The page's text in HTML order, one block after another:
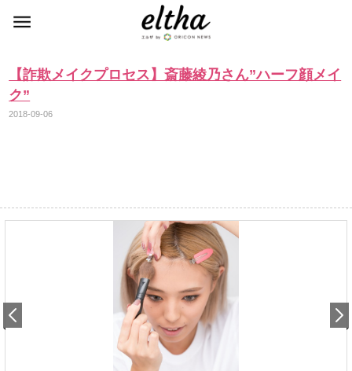
【詐欺メイクプロセス】斎藤綾乃さん”ハーフ顔メイ
ク”
2018-09-06